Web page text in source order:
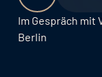
Im Gespräch mit
Berlin